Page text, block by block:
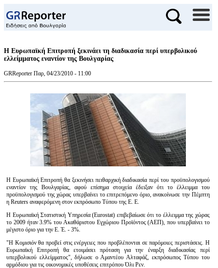
Η Ευρωπαϊκή Επιτροπή ξεκινάει τη διαδικασία περί υπερβολικού
ελλείμματος εναντίον της Βουλγαρίας
GRReporter Παρ, 04/23/2010 - 11:00
Η Ευρωπαϊκή Επιτροπή θα ξεκινήσει πειθαρχική διαδικασία περί του προϋπολογισμού
εναντίον της Βουλγαρίας, αφού επίσημα στοιχεία έδειξαν ότι το έλλειμμα του
προϋπολογισμού της χώρας υπερβαίνει το επιτρεπόμενο όριο, ανακοίνωσε την Πέμπτη
η Reuters αναφερόμενη στον εκπρόσωπο Τύπου της Ε. Ε.
Η Ευρωπαϊκή Στατιστική Υπηρεσία (Еurostat) επιβεβαίωσε ότι το έλλειμμα της χώρας
το 2009 ήταν 3.9% του Ακαθάριστου Εγχώριου Προϊόντος (ΑΕΠ), που υπερβαίνει το
μέγιστο όριο για την Ε. Έ. - 3%.
"Η Κομισιόν θα προβεί στις ενέργειες που προβλέπονται σε παρόμοιες περιστάσεις. Η
Ευρωπαϊκή Επιτροπή θα ετοιμάσει πρόταση για την έναρξη διαδικασίας περί
υπερβολικού ελλείμματος", δήλωσε ο Αμαντέου Αλταφάζ, εκπρόσωπος Τύπου του
αρμόδιου για τις οικονομικές υποθέσεις επιτρόπου Όλι Ρεν.